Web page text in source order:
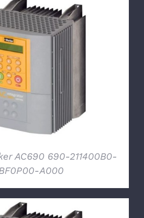
DETTAGLI
AC690 690-211400B0-
A000